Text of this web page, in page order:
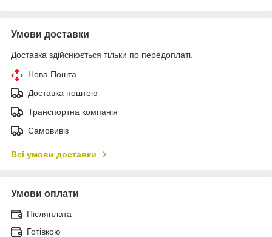
Умови доставки
Доставка здійснюється тільки по передоплаті.
Нова Пошта
Доставка поштою
Транспортна компанія
Самовивіз
Всі умови доставки
Умови оплати
Післяплата
Готівкою